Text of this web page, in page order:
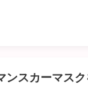
スカーマスク